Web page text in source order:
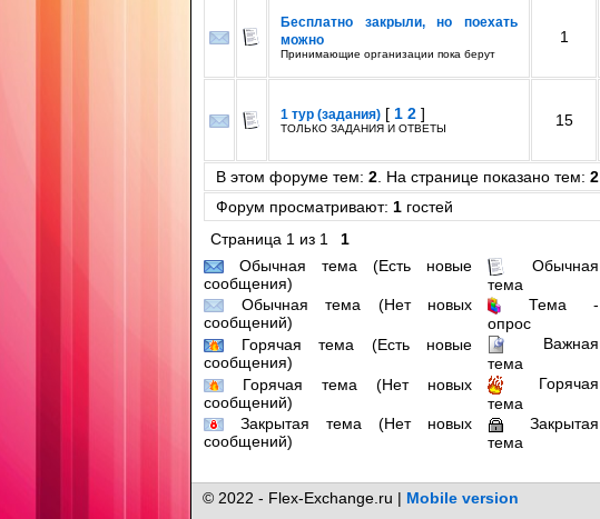
Бесплатно закрыли, но поехать
можно
Принимающие организации пока берут
1
1 тур (задания) [ 1 2 ]
ТОЛЬКО ЗАДАНИЯ И ОТВЕТЫ 15
В этом форуме тем: 2 . На странице показано тем: 2
Форум просматривают: 1 гостей
Страница 1 из 1
1
Обычная тема (Есть новые
сообщения)
Обычная
тема
Обычная тема (Нет новых
сообщений)
Тема -
опрос
Горячая тема (Есть новые
сообщения)
Важная
тема
Горячая тема (Нет новых
сообщений)
Горячая
тема
Закрытая тема (Нет новых
сообщений)
Закрытая
тема
© 2022 - Flex-Exchange.ru | Mobile version